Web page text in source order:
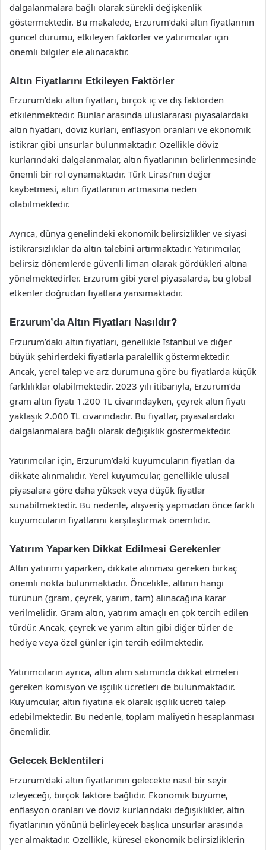
dalgalanmalara bağlı olarak sürekli değişkenlik
göstermektedir. Bu makalede, Erzurum’daki altın fiyatlarının
güncel durumu, etkileyen faktörler ve yatırımcılar için
önemli bilgiler ele alınacaktır.
Altın Fiyatlarını Etkileyen Faktörler
Erzurum’daki altın fiyatları, birçok iç ve dış faktörden
etkilenmektedir. Bunlar arasında uluslararası piyasalardaki
altın fiyatları, döviz kurları, enflasyon oranları ve ekonomik
istikrar gibi unsurlar bulunmaktadır. Özellikle döviz
kurlarındaki dalgalanmalar, altın fiyatlarının belirlenmesinde
önemli bir rol oynamaktadır. Türk Lirası’nın değer
kaybetmesi, altın fiyatlarının artmasına neden
olabilmektedir.
Ayrıca, dünya genelindeki ekonomik belirsizlikler ve siyasi
istikrarsızlıklar da altın talebini artırmaktadır. Yatırımcılar,
belirsiz dönemlerde güvenli liman olarak gördükleri altına
yönelmektedirler. Erzurum gibi yerel piyasalarda, bu global
etkenler doğrudan fiyatlara yansımaktadır.
Erzurum’da Altın Fiyatları Nasıldır?
Erzurum’daki altın fiyatları, genellikle İstanbul ve diğer
büyük şehirlerdeki fiyatlarla paralellik göstermektedir.
Ancak, yerel talep ve arz durumuna göre bu fiyatlarda küçük
farklılıklar olabilmektedir. 2023 yılı itibarıyla, Erzurum’da
gram altın fiyatı 1.200 TL civarındayken, çeyrek altın fiyatı
yaklaşık 2.000 TL civarındadır. Bu fiyatlar, piyasalardaki
dalgalanmalara bağlı olarak değişiklik göstermektedir.
Yatırımcılar için, Erzurum’daki kuyumcuların fiyatları da
dikkate alınmalıdır. Yerel kuyumcular, genellikle ulusal
piyasalara göre daha yüksek veya düşük fiyatlar
sunabilmektedir. Bu nedenle, alışveriş yapmadan önce farklı
kuyumcuların fiyatlarını karşılaştırmak önemlidir.
Yatırım Yaparken Dikkat Edilmesi Gerekenler
Altın yatırımı yaparken, dikkate alınması gereken birkaç
önemli nokta bulunmaktadır. Öncelikle, altının hangi
türünün (gram, çeyrek, yarım, tam) alınacağına karar
verilmelidir. Gram altın, yatırım amaçlı en çok tercih edilen
türdür. Ancak, çeyrek ve yarım altın gibi diğer türler de
hediye veya özel günler için tercih edilmektedir.
Yatırımcıların ayrıca, altın alım satımında dikkat etmeleri
gereken komisyon ve işçilik ücretleri de bulunmaktadır.
Kuyumcular, altın fiyatına ek olarak işçilik ücreti talep
edebilmektedir. Bu nedenle, toplam maliyetin hesaplanması
önemlidir.
Gelecek Beklentileri
Erzurum’daki altın fiyatlarının gelecekte nasıl bir seyir
izleyeceği, birçok faktöre bağlıdır. Ekonomik büyüme,
enflasyon oranları ve döviz kurlarındaki değişiklikler, altın
fiyatlarının yönünü belirleyecek başlıca unsurlar arasında
yer almaktadır. Özellikle, küresel ekonomik belirsizliklerin